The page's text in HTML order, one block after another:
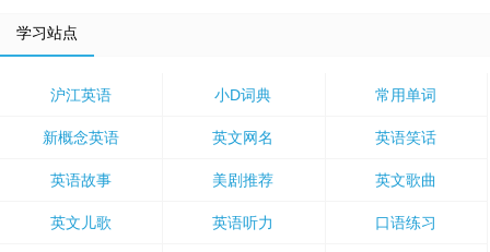
学习站点
沪江英语 小D词典 常用单词
新概念英语 英文网名 英语笑话
英语故事 美剧推荐 英文歌曲
英文儿歌 英语听力 口语练习